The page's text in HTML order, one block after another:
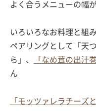
よく合うメニューの幅
いろいろなお料理と組
ペアリングとして「天
ら」、
「なめ茸の出汁
ん
「モッツァレラチーズ